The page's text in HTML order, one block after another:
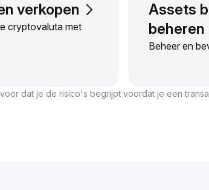
verkopen
cryptovaluta met
Assets
beheren
Beheer en
dat je de risico's begrijpt voordat je een